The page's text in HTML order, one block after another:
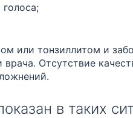
или тонзиллитом и
Отсутствие
в таких